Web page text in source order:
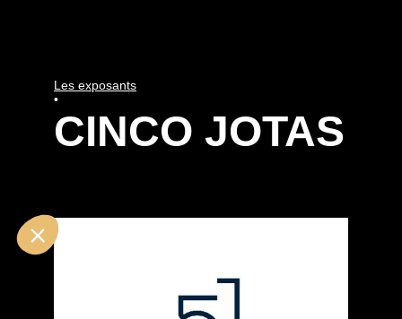
Les exposants
•
CINCO JOTAS